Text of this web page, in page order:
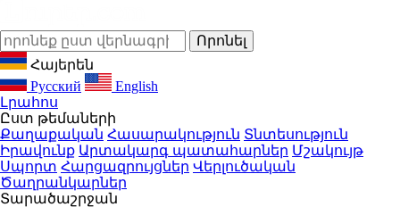
Հայերեն
Русский
English
Լրահոս
Ըստ թեմաների
Քաղաքական Հասարակություն Տնտեսություն
Իրավունք Արտակարգ պատահարներ Մշակույթ
Սպորտ Հարցազրույցներ Վերլուծական
Ծաղրանկարներ
Տարածաշրջան